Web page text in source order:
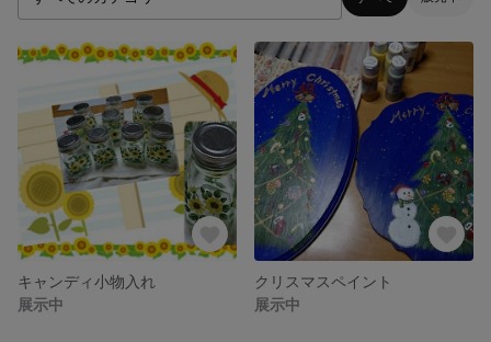
キャンディ小物入れ
展示中
クリスマスペイント
展示中